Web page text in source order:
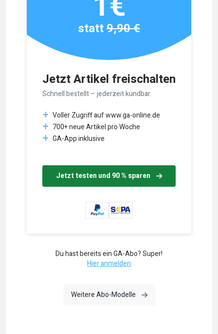
Jetzt Artikel freischalten
Schnell bestellt – jederzeit kündbar.
Voller Zugriff auf www.ga-online.de
700+ neue Artikel pro Woche
GA-App inklusive
Jetzt testen und 90 % sparen
statt9,90 €
Du hast bereits ein GA-Abo? Super!
Hier anmelden
Weitere Abo-Modelle